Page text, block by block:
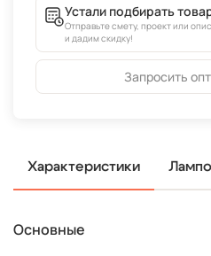
Устали подбирать
Отправьте смету, проект или
и дадим скидку!
Запросить
Характеристики
Основные